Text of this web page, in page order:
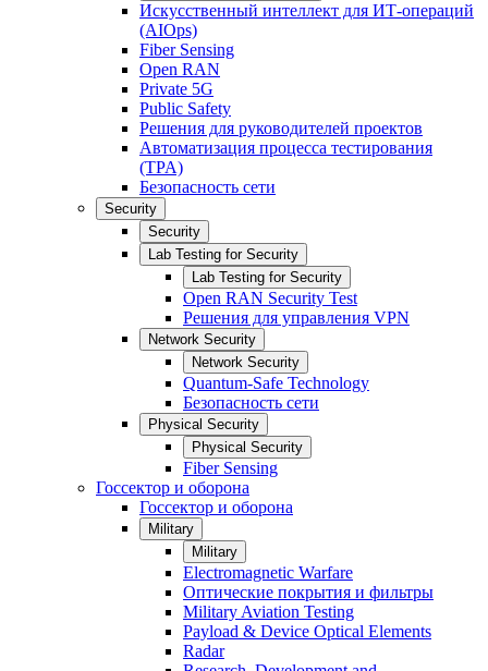
Искусственный интеллект для ИТ-операций
(AIOps)
Fiber Sensing
Open RAN
Private 5G
Public Safety
Решения для руководителей проектов
Автоматизация процесса тестирования
(TPA)
Безопасность сети
Security
Security
Lab Testing for Security
Lab Testing for Security
Open RAN Security Test
Решения для управления VPN
Network Security
Network Security
Quantum-Safe Technology
Безопасность сети
Physical Security
Physical Security
Fiber Sensing
Госсектор и оборона
Госсектор и оборона
Military
Military
Electromagnetic Warfare
Оптические покрытия и фильтры
Military Aviation Testing
Payload & Device Optical Elements
Radar